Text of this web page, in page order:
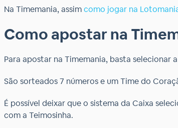
Na Timemania, assimcomo jogar na
Como apostar na
Para apostar na Timemania, basta selecionar
São sorteados 7 números e um Time do
É possível deixar que o sistema da Caixa
com a Teimosinha.